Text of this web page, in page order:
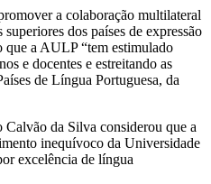
a colaboração multilateral
dos países de expressão
que a AULP “tem estimulado
e docentes e estreitando as
de Língua Portuguesa, da
Calvão da Silva considerou que a
inequívoco da Universidade
excelência de língua